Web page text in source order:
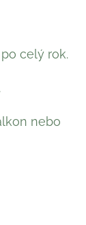
celý rok.
nebo